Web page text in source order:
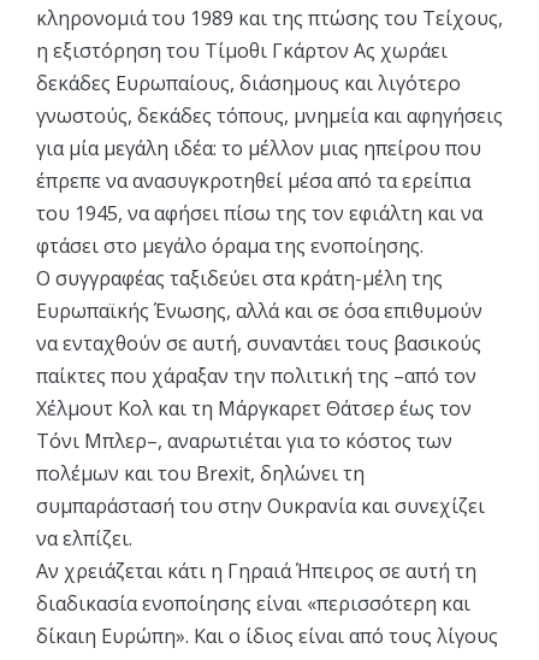
κληρονομιά του 1989 και της πτώσης του Τείχους,
η εξιστόρηση του Τίμοθι Γκάρτον Ας χωράει
δεκάδες Ευρωπαίους, διάσημους και λιγότερο
γνωστούς, δεκάδες τόπους, μνημεία και αφηγήσεις
για μία μεγάλη ιδέα: το μέλλον μιας ηπείρου που
έπρεπε να ανασυγκροτηθεί μέσα από τα ερείπια
του 1945, να αφήσει πίσω της τον εφιάλτη και να
φτάσει στο μεγάλο όραμα της ενοποίησης.
Ο συγγραφέας ταξιδεύει στα κράτη-μέλη της
Ευρωπαϊκής Ένωσης, αλλά και σε όσα επιθυμούν
να ενταχθούν σε αυτή, συναντάει τους βασικούς
παίκτες που χάραξαν την πολιτική της –από τον
Χέλμουτ Κολ και τη Μάργκαρετ Θάτσερ έως τον
Τόνι Μπλερ–, αναρωτιέται για το κόστος των
πολέμων και του Brexit, δηλώνει τη
συμπαράστασή του στην Ουκρανία και συνεχίζει
να ελπίζει.
Αν χρειάζεται κάτι η Γηραιά Ήπειρος σε αυτή τη
διαδικασία ενοποίησης είναι «περισσότερη και
δίκαιη Ευρώπη». Και ο ίδιος είναι από τους λίγους